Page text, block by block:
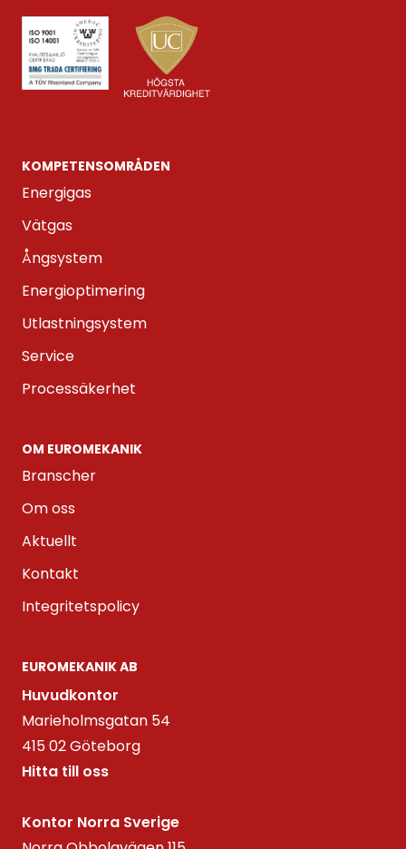
KOMPETENS­OMRÅDEN
Energigas
Vätgas
Ångsystem
Energioptimering
Utlastningsystem
Service
Processäkerhet
OM EUROMEKANIK
Branscher
Om oss
Aktuellt
Kontakt
Integritetspolicy
EUROMEKANIK AB
Huvudkontor
Marieholmsgatan 54
415 02 Göteborg
Hitta till oss
Kontor Norra Sverige